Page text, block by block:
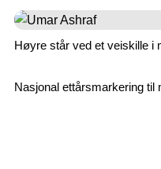
Høyre står ved et veiskille i
Nasjonal ettårsmarkering til